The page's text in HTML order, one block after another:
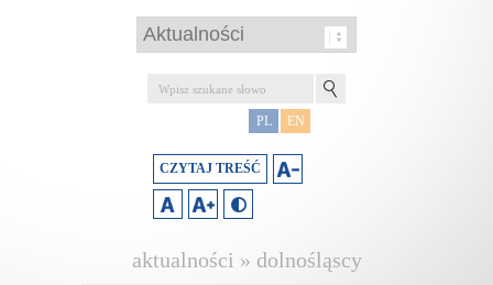
PL EN
CZYTAJ TREŚĆ
aktualności » dolnośląscy